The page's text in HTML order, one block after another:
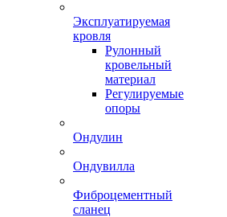
Эксплуатируемая
кровля
Рулонный
кровельный
материал
Регулируемые
опоры
Ондулин
Ондувилла
Фиброцементный
сланец